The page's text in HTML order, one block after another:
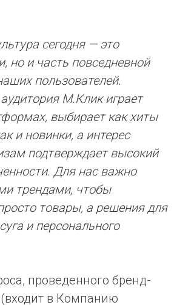
сегодня — это
но и часть повседневной
пользователей.
М.Клик играет
выбирает как хиты
и новинки, а интерес
подтверждает высокий
Для нас важно
трендами, чтобы
товары, а решения для
и персонального
проведенного бренд-
в Компанию